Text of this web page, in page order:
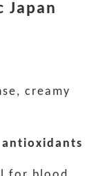
Japan
creamy
antioxidants